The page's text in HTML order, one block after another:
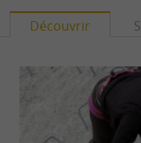
Découvrir